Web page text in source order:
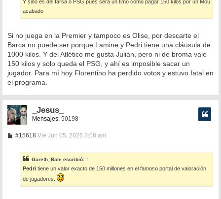
Y sino es del farsa o PSG pues será un timo como pagar 150 kilos por un Mou
acabado
Si no juega en la Premier y tampoco es Olise, por descarte el
Barca no puede ser porque Lamine y Pedri tiene una cláusula de
1000 kilos. Y del Atlético me gusta Julián, pero ni de broma vale
150 kilos y solo queda el PSG, y ahí es imposible sacar un
jugador. Para mí hoy Florentino ha perdido votos y estuvo fatal en
el programa.
_Jesus_
Mensajes: 50198
#15618M
a
j
e
Vie Jun 05, 2026 3:08 am
Gareth_Bale escribió: ↑
Pedri tiene un valor exacto de 150 millones en el famoso portal de valoración
de jugadores.